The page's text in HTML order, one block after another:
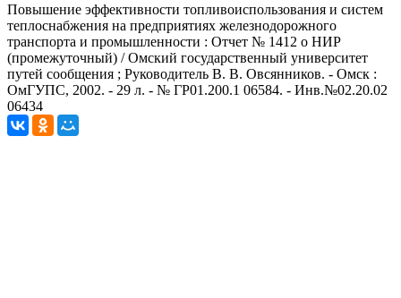
Повышение эффективности топливоиспользования и систем
теплоснабжения на предприятиях железнодорожного
транспорта и промышленности : Отчет № 1412 о НИР
(промежуточный) / Омский государственный университет
путей сообщения ; Руководитель В. В. Овсянников. - Омск :
ОмГУПС, 2002. - 29 л. - № ГР01.200.1 06584. - Инв.№02.20.02
06434